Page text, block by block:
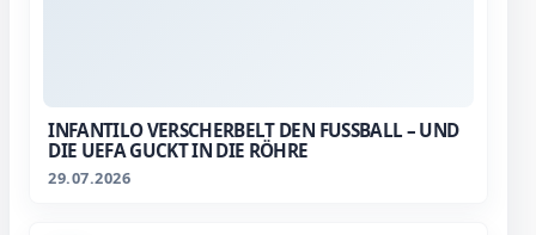
INFANTILO VERSCHERBELT DEN FUSSBALL – UND D
IE UEFA GUCKT IN DIE RÖHRE
29.07.2026